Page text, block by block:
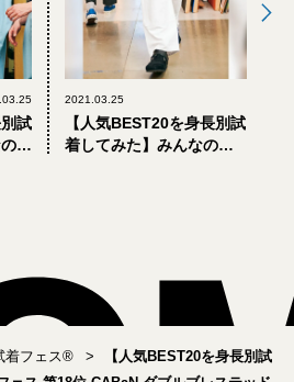
試
試
2021.03.25
【人気BEST20を身長別試
着してみた】みんなの試
着フェス®︎
【人気BEST20を身長別試